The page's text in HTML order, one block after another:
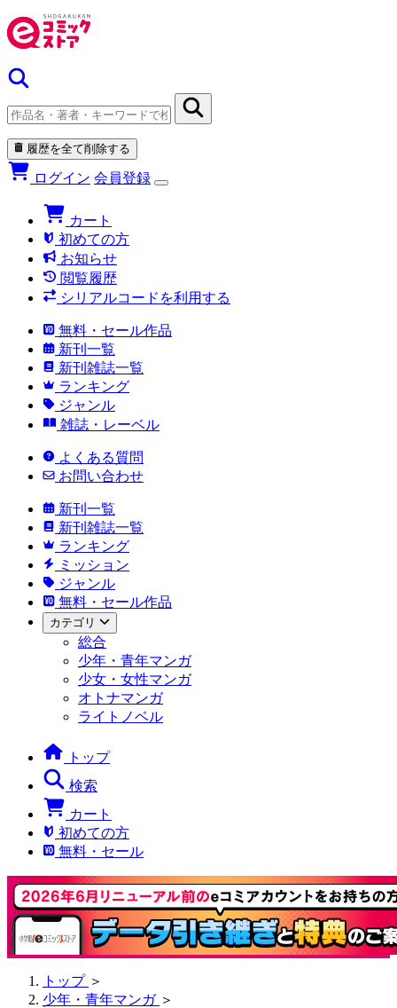
履歴を全て削除する
ログイン 会員登録
カート
初めての方
お知らせ
閲覧履歴
シリアルコードを利用する
無料・セール作品
新刊一覧
新刊雑誌一覧
ランキング
ジャンル
雑誌・レーベル
よくある質問
お問い合わせ
新刊一覧
新刊雑誌一覧
ランキング
ミッション
ジャンル
無料・セール作品
カテゴリ
総合
少年・青年マンガ
少女・女性マンガ
オトナマンガ
ライトノベル
トップ
検索
カート
初めての方
無料・セール
トップ ＞
少年・青年マンガ ＞